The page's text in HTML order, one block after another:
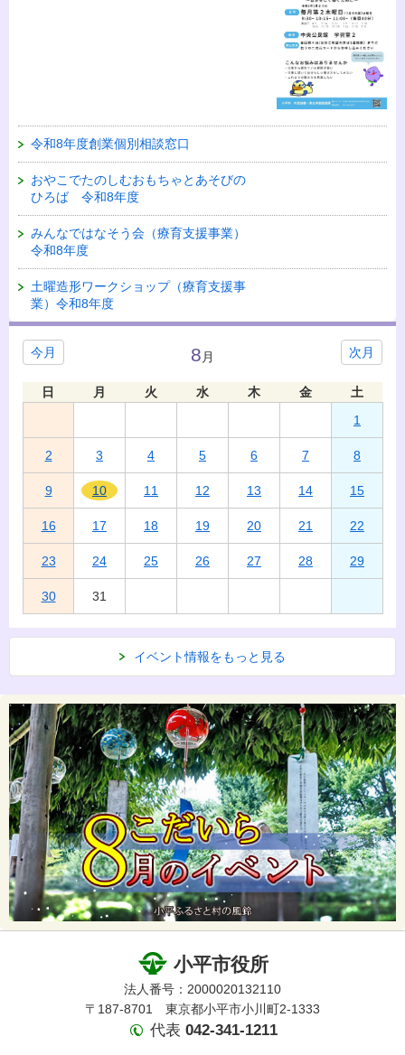
令和8年度創業個別相談窓口
おやこでたのしむおもちゃとあそびの
ひろば 令和8年度
みんなではなそう会（療育支援事業）
令和8年度
土曜造形ワークショップ（療育支援事
業）令和8年度
今月 次月
8 月
日 月 火 水 木 金
土
1
2 3 4 5 6 7 8
9 10 11 12 13 14 15
16 17 18 19 20 21 22
23 24 25 26 27 28 29
30 31
イベント情報をもっと見る
小平市役所
法人番号：2000020132110
〒187-8701 東京都小平市小川町2-1333
代表 042-341-1211